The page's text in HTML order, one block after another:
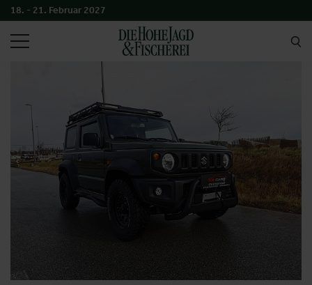
18. - 21. Februar 2027
SUCHEN